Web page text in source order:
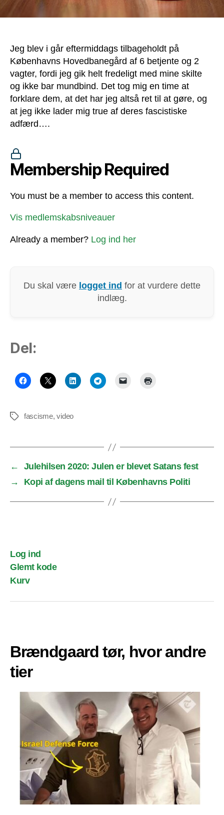
Jeg blev i går eftermiddags tilbageholdt på
Københavns Hovedbanegård af 6 betjente og 2
vagter, fordi jeg gik helt fredeligt med mine skilte
og ikke bar mundbind. Det tog mig en time at
forklare dem, at det har jeg altså ret til at gøre, og
at jeg ikke lader mig true af deres fascistiske
adfærd….
Membership Required
You must be a member to access this content.
Vis medlemskabsniveauer
Already a member? Log ind her
Du skal være logget ind for at vurdere dette
indlæg.
Del:
Tagsfascisme,video
←
Julehilsen 2020: Julen er blevet Satans fest
→
Kopi af dagens mail til Københavns Politi
Log ind
Glemt kode
Kurv
Brændgaard tør, hvor andre
tier